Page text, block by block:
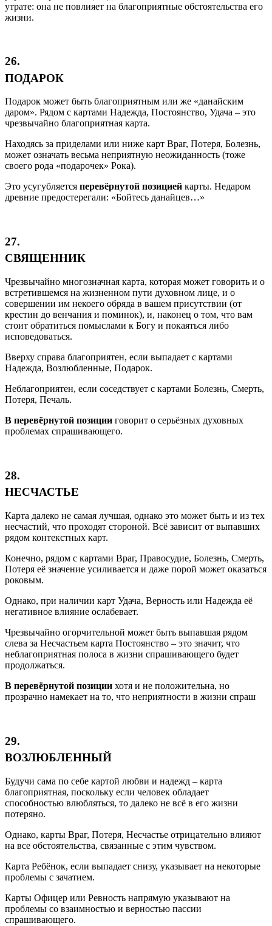
утрате: она не повлияет на благоприятные обстоятельства его
жизни.
26.
ПОДАРОК
Подарок может быть благоприятным или же «данайским
даром». Рядом с картами Надежда, Постоянство, Удача – это
чрезвычайно благоприятная карта.
Находясь за приделами или ниже карт Враг, Потеря, Болезнь,
может означать весьма неприятную неожиданность (тоже
своего рода «подарочек» Рока).
Это усугубляется перевёрнутой позицией карты. Недаром
древние предостерегали: «Бойтесь данайцев…»
27.
СВЯЩЕННИК
Чрезвычайно многозначная карта, которая может говорить и о
встретившемся на жизненном пути духовном лице, и о
совершении им некоего обряда в вашем присутствии (от
крестин до венчания и поминок), и, наконец о том, что вам
стоит обратиться помыслами к Богу и покаяться либо
исповедоваться.
Вверху справа благоприятен, если выпадает с картами
Надежда, Возлюбленные, Подарок.
Неблагоприятен, если соседствует с картами Болезнь, Смерть,
Потеря, Печаль.
В перевёрнутой позиции говорит о серьёзных духовных
проблемах спрашивающего.
28.
НЕСЧАСТЬЕ
Карта далеко не самая лучшая, однако это может быть и из тех
несчастий, что проходят стороной. Всё зависит от выпавших
рядом контекстных карт.
Конечно, рядом с картами Враг, Правосудие, Болезнь, Смерть,
Потеря её значение усиливается и даже порой может оказаться
роковым.
Однако, при наличии карт Удача, Верность или Надежда её
негативное влияние ослабевает.
Чрезвычайно огорчительной может быть выпавшая рядом
слева за Несчастьем карта Постоянство – это значит, что
неблагоприятная полоса в жизни спрашивающего будет
продолжаться.
В перевёрнутой позиции хотя и не положительна, но
прозрачно намекает на то, что неприятности в жизни спраш
29.
ВОЗЛЮБЛЕННЫЙ
Будучи сама по себе картой любви и надежд – карта
благоприятная, поскольку если человек обладает
способностью влюбляться, то далеко не всё в его жизни
потеряно.
Однако, карты Враг, Потеря, Несчастье отрицательно влияют
на все обстоятельства, связанные с этим чувством.
Карта Ребёнок, если выпадает снизу, указывает на некоторые
проблемы с зачатием.
Карты Офицер или Ревность напрямую указывают на
проблемы со взаимностью и верностью пассии
спрашивающего.